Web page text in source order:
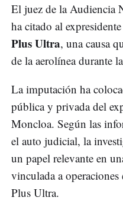
El juez de la Audiencia
ha citado al
Plus Ultra, una causa
de la aerolínea durante
La imputación ha
pública y privada del
Moncloa. Según las
el auto judicial, la
un papel relevante en
vinculada a
Plus Ultra.